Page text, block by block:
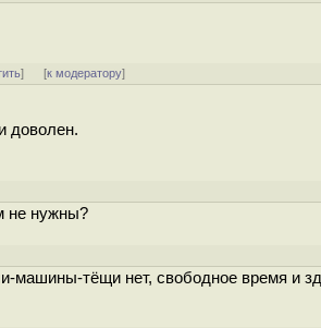
] [к модератору]
доволен.
не нужны?
тёщи нет, свободное время и